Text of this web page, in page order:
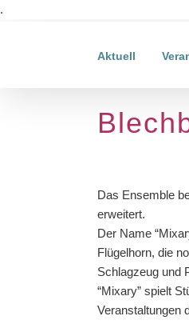
.
Aktuell
Das Ensemble
erweitert.
Der Name
Flügelhorn, die
Schlagzeug und
“Mixary” spielt
Veranstaltungen